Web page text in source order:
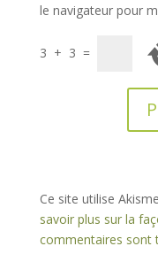
le navigateur pour
3 + 3 =
Ce site utilise
savoir plus sur la
commentaires sont